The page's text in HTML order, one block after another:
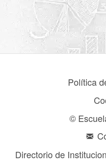
Política
©
Directorio de